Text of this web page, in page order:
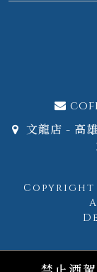
文龍店 - 高
Copyright